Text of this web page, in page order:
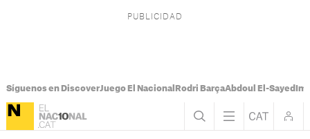
Síguenos en DiscoverJuego El Nacional Rodri BarçaAbdoul El-Sayed